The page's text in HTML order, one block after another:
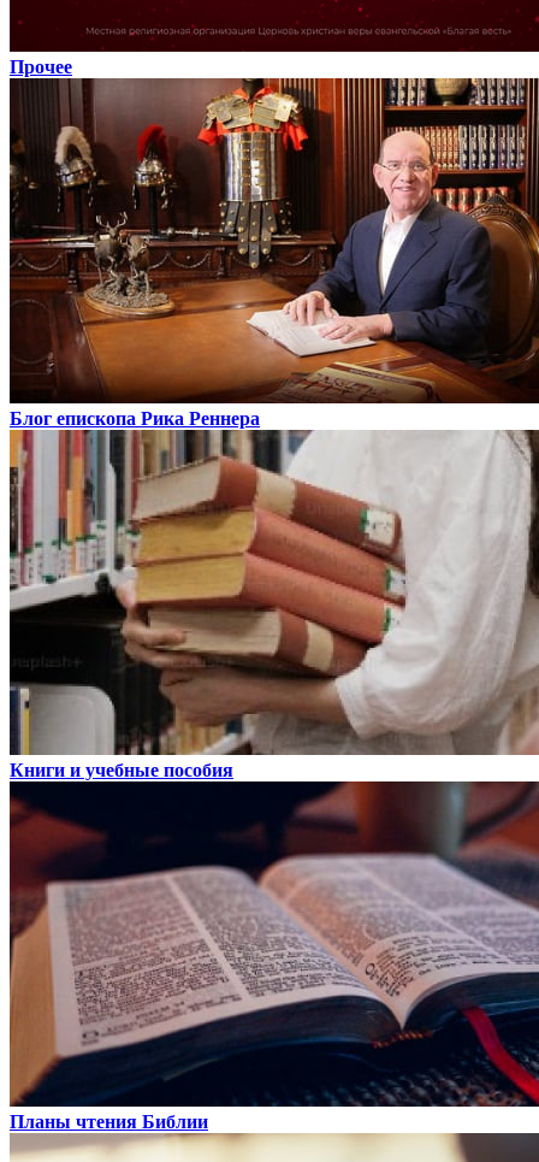
Прочее
Блог епископа Рика Реннера
Книги и учебные пособия
Планы чтения Библии